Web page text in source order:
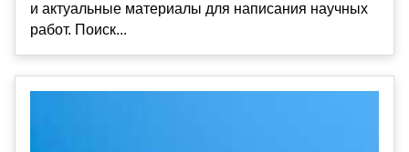
и актуальные материалы для написания научных
работ. Поиск...